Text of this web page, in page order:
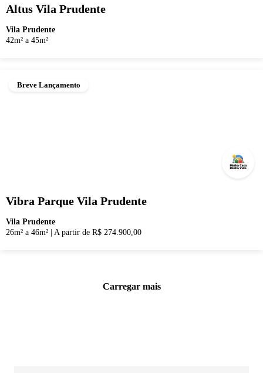
Altus Vila Prudente
Vila Prudente
42m² a 45m²
Breve Lançamento
Vibra Parque Vila Prudente
Vila Prudente
26m² a 46m²
A partir de R$ 274.900,00
Carregar mais